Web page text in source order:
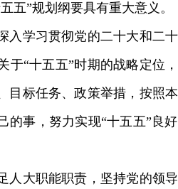
五”规划纲要具有重大意义。
学习贯彻党的二十大和二十
于“十五五”时期的战略定位
目标任务、政策举措，按照
的事，努力实现“十五五”良
大职能职责，坚持党的领导